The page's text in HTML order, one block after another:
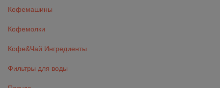
Кофемашины
Кофемолки
Кофе&Чай Ингредиенты
Фильтры для воды